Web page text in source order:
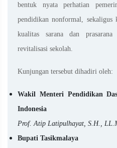
bentuk nyata perhatian
pendidikan nonformal, sekaligus
kualitas sarana dan
revitalisasi sekolah.
Kunjungan tersebut dihadiri oleh:
Wakil Menteri Pendidikan
Indonesia
Prof. Atip Latipulhayat, S.H.,
Bupati Tasikmalaya